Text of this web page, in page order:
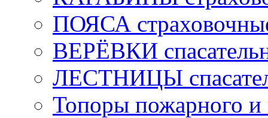
ПОЯСА
ВЕРЁВКИ
ЛЕСТНИЦЫ
Топоры пожарного и